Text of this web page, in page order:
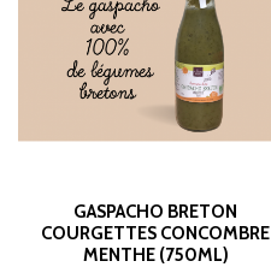
GASPACHO BRETON
COURGETTES CONCOMBRE
MENTHE (750ML)